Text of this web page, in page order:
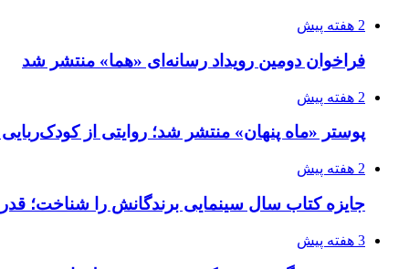
2 هفته پیش
فراخوان دومین رویداد رسانه‌ای «هما» منتشر شد
2 هفته پیش
پوستر «ماه پنهان» منتشر شد؛ روایتی از
2 هفته پیش
جایزه کتاب سال سینمایی برندگانش را شناخت؛
3 هفته پیش